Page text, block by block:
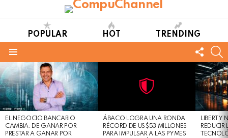
POPULAR HOT TRENDING
US
LATEST
STORIES
EL NEGOCIO BANCARIO
CAMBIA: DE GANAR POR
PRESTAR A GANAR POR
Safe
For
Work
view
this
post
ÁBACO LOGRA UNA RONDA
RÉCORD DE US$53 MILLONES
PARA IMPULSAR A LAS PYMES
LIBERTY
REDUCIR